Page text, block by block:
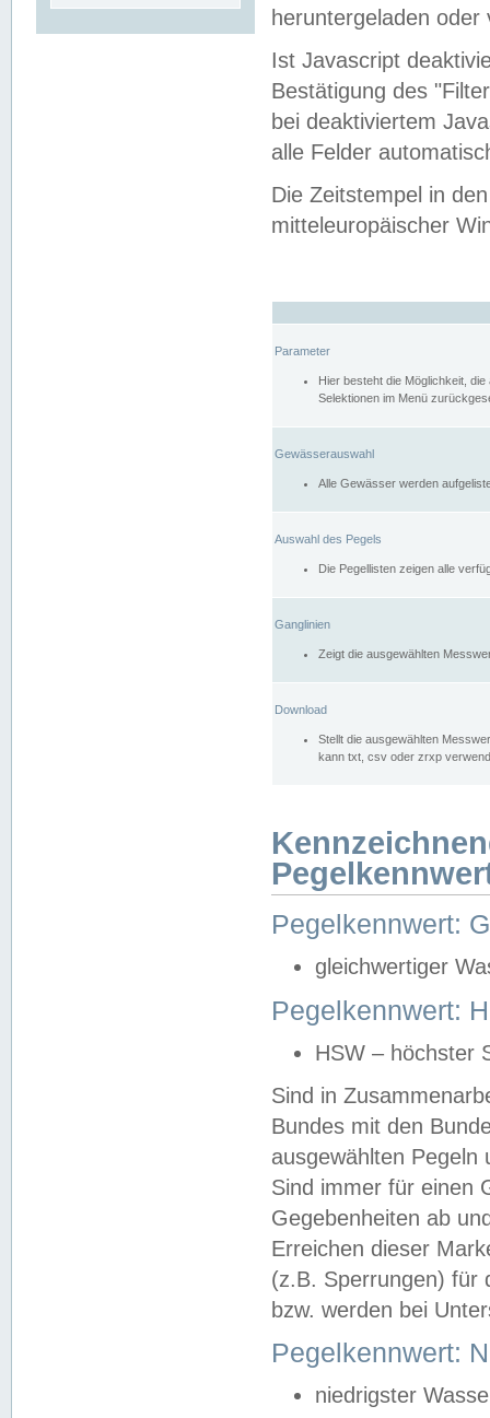
heruntergeladen oder
Ist Javascript
Bestätigung des
bei deaktiviertem
alle Felder
Die Zeitstempel in
mitteleuropäischer
Parameter
Hier besteht die Möglichkeit,
Selektionen im Menü
Gewässerauswahl
Alle Gewässer werden
Auswahl des Pegels
Die Pegellisten zeigen alle
Ganglinien
Zeigt die ausgewählten
Download
Stellt die ausgewählten
kann txt, csv oder zrxp
Pegelkennwert:
gleichwertiger
Pegelkennwert:
HSW – höchster
Sind in
Bundes mit den
ausgewählten
Sind immer für einen
Gegebenheiten ab
Erreichen dieser
(z.B. Sperrungen) für
bzw. werden bei
Pegelkennwert:
niedrigster